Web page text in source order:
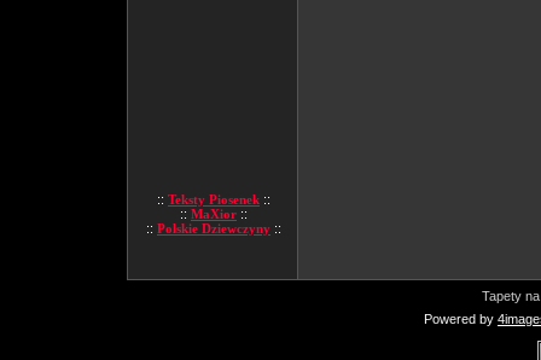
:: Teksty Piosenek ::
:: MaXior ::
:: Polskie Dziewczyny ::
Tapety
Powered by